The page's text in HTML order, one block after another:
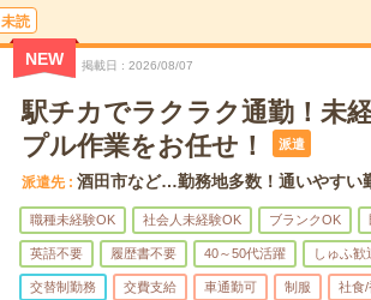
未読
NEW 掲載日 2026/08/07
駅チカでラクラク通勤！未
プル作業をお任せ！
派遣
派遣先 酒田市など…勤務地多数！通いやすい
職種未経験OK 社会人未経験OK ブランクOK
英語不要 履歴書不要 40～50代活躍 しゅふ歓
交替制勤務 交費支給 車通勤可 制服 社食/